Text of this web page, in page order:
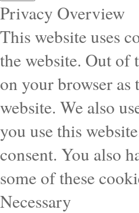
Privacy Overview
This website uses
the website. Out of
on your browser
website. We also
you use this
consent. You also
some of these
Necessary